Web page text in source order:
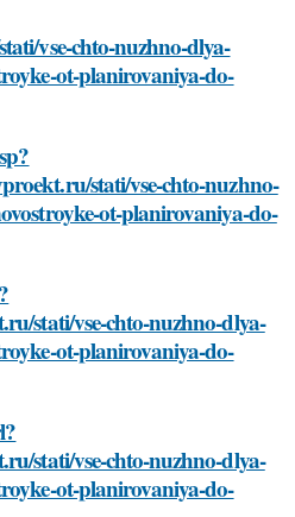
vse-chto-nuzhno-dlya-
ot-planirovaniya-do-
stati/vse-chto-nuzhno-
ot-planirovaniya-do-
stati/vse-chto-nuzhno-dlya-
ot-planirovaniya-do-
stati/vse-chto-nuzhno-dlya-
ot-planirovaniya-do-